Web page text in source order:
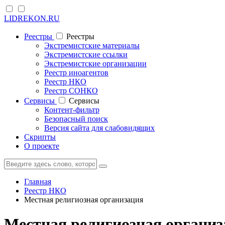
LIDREKON.RU
Реестры
Реестры
Экстремистские материалы
Экстремистские ссылки
Экстремистские организации
Реестр иноагентов
Реестр НКО
Реестр СОНКО
Cервисы
Cервисы
Контент-фильтр
Безопасный поиск
Версия сайта для слабовидящих
Скрипты
О проекте
Главная
Реестр НКО
Местная религиозная организация